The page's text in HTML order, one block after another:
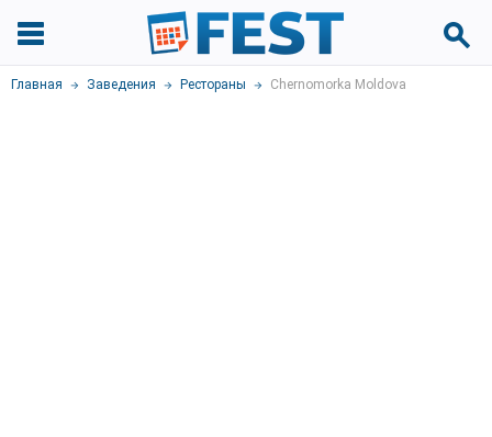
Главная Заведения Рестораны Chernomorka Moldova